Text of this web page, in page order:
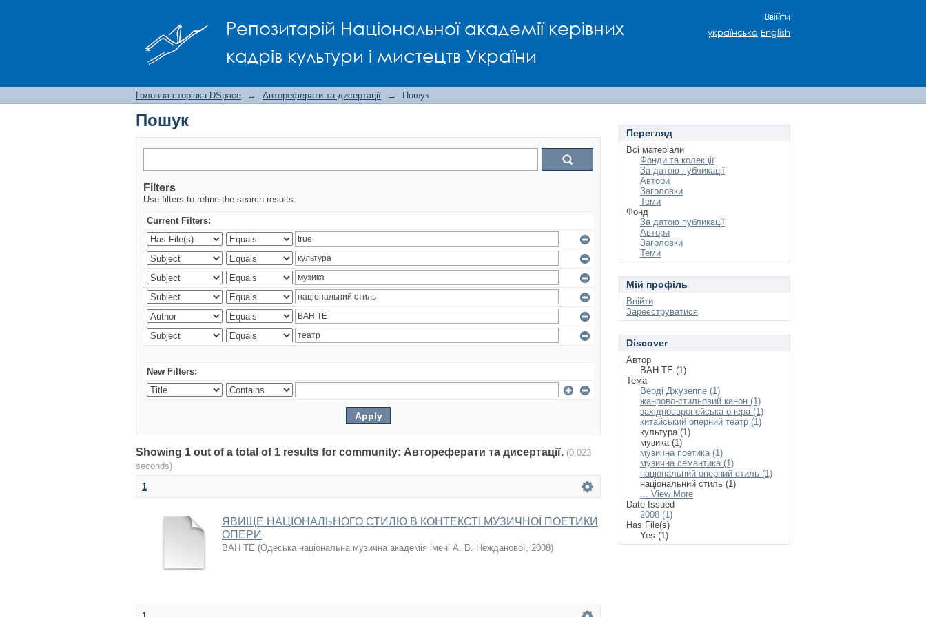
Репозитарій Національної академії керівних
кадрів культури і мистецтв України
Ввійти
українська English
Головна сторінка DSpace → Автореферати та дисертації → Пошук
Пошук
Filters
Use filters to refine the search results.
Current Filters:
New Filters:
Showing 1 out of a total of 1 results for community: Автореферати та дисертації. (0.023
seconds)
1
ЯВИЩЕ НАЦІОНАЛЬНОГО СТИЛЮ В КОНТЕКСТІ МУЗИЧНОЇ ПОЕТИКИ
ОПЕРИ
ВАН ТЕ (Одеська національна музична академія імені А. В. Нежданової, 2008)
Перегляд
Всі матеріали
Фонди та колекції
За датою публикації
Автори
Заголовки
Теми
Фонд
За датою публикації
Автори
Заголовки
Теми
Мій профіль
Ввійти
Зареєструватися
Discover
Автор
ВАН ТЕ (1)
Тема
Верді Джузеппе (1)
жанрово-стильовий канон (1)
західноєвропейська опера (1)
китайський оперний театр (1)
культура (1)
музика (1)
музична поетика (1)
музична семантика (1)
національний оперний стиль (1)
національний стиль (1)
... View More
Date Issued
2008 (1)
Has File(s)
Yes (1)